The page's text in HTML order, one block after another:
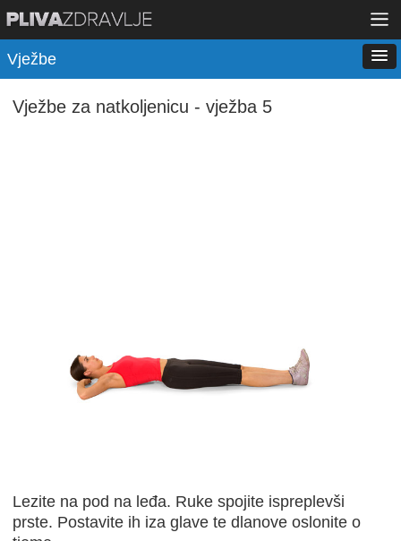
Vježbe
Vježbe za natkoljenicu - vježba 5
Lezite na pod na leđa. Ruke spojite ispreplevši
prste. Postavite ih iza glave te dlanove oslonite o